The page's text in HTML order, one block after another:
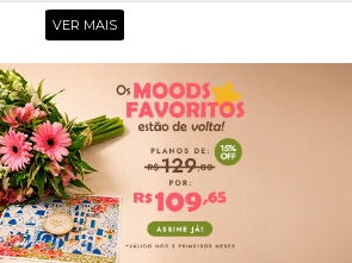
em seu smartphone para ter acesso à coleções
presente, dicas especiais do Blog da Giu e ficar
NO BAIRRO CAMPO ALEGRE
celebrando uma grande conquista e você
no bairro de Campo Alegre para eternizar
mimo? Não há lugar melhor para encontrar a
Giuliana Flores. Nós temos coleções especiais de
de café da manhã, flores plantadas e kits com
você surpreender a qualquer momento do dia.
VER MAIS